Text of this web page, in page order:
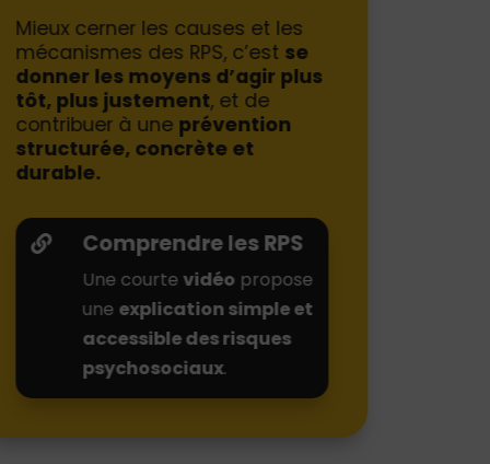
Mieux cerner les causes et les
mécanismes des RPS, c’est
donner les moyens d’agir plus
tôt, plus justement
contribuer à uneprévention
structurée, concrète et
durable.
 Comprendre les RPS
Une courtevidéopropose
uneexplication simple et
accessible des risques
psychosociaux